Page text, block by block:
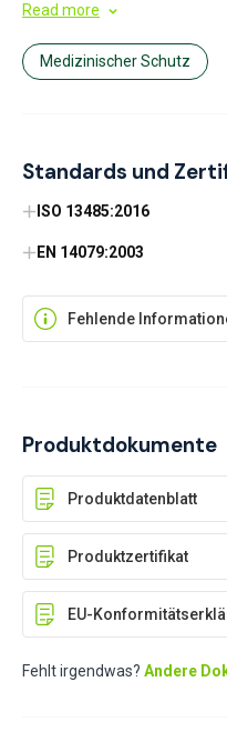
Auftragen von Lösungen oder
Read more
Medizinischer Schutz
Standards und
ISO 13485:2016
EN 14079:2003
Fehlende
Produktdokumente
Produktdatenblatt
Produktzertifikat
EU-
Fehlt irgendwas? Andere